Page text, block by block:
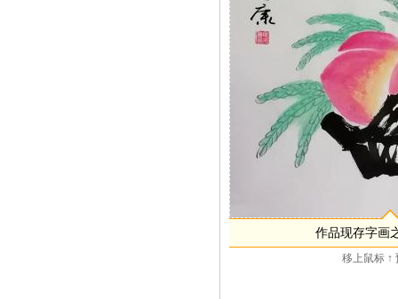
作品现存字画
移上鼠标 ↑